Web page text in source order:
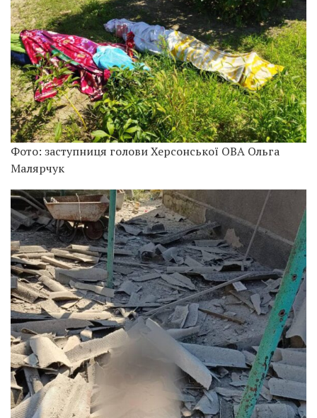
Фото: заступниця голови Херсонської ОВА Ольга
Малярчук